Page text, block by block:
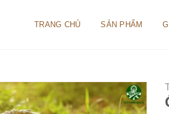
TRANG CHỦ SẢN PHẨM